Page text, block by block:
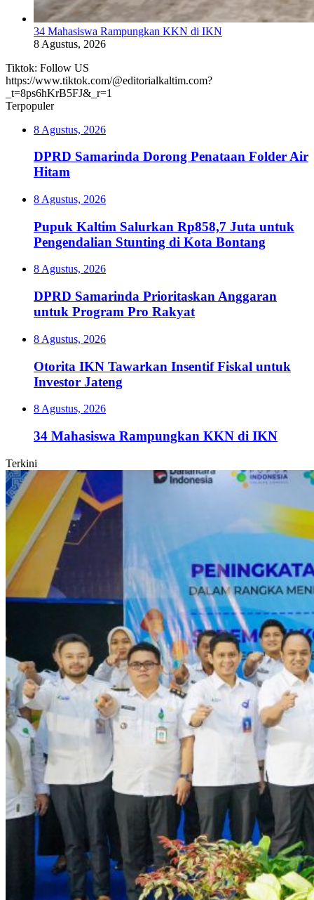
34 Mahasiswa Rampungkan KKN di IKN
8 Agustus, 2026
Tiktok: Follow US
https://www.tiktok.com/@editorialkaltim.com?
_t=8ps6hKrB5FJ&_r=1
Terpopuler
8 Agustus, 2026
DPRD Samarinda Dorong Penataan Folder Air
Hitam
8 Agustus, 2026
Pupuk Kaltim Salurkan Rp858,7 Juta untuk
Pengendalian Stunting di Kota Bontang
8 Agustus, 2026
DPRD Samarinda Prioritaskan Anggaran
untuk Program Pro Rakyat
8 Agustus, 2026
Otorita IKN Tawarkan Insentif Fiskal untuk
Investor Jateng
8 Agustus, 2026
34 Mahasiswa Rampungkan KKN di IKN
Terkini